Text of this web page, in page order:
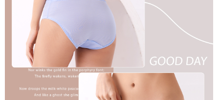
ATM／網路銀行／等多元方式進行付款，方視為交易完成。
※ 請注意：結帳手續完成當下不需立刻繳費，但若您需要取消訂單，請聯絡
購買商品的店家。未經商家同意取消之訂單仍視為有效，需透過AFTEE先享
後付繳納相關費用。
※ 交易是否成功請以「AFTEE先享後付 」之結帳頁面顯示為準，若有關於
是否繳費成功／繳費後需取消欲退款等相關疑問，請聯繫「AFTEE先享後付
客戶支援中心」
https://netprotections.freshdesk.com/support/home
【注意事項】
１．透過由恩沛科技股份有限公司提供之「AFTEE先享後付」服務完成之交
易，需依本服務之必要範圍內提供個人資料，並將交易相關給付款項請求債
權轉讓予恩沛科技股份有限公司。
7-11取貨付款
每筆NT$60，滿NT$699(含以上)免運費
付款後7-11取貨
每筆NT$60，滿NT$699(含以上)免運費
宅配
每筆NT$100，滿NT$2,000(含以上)免運費